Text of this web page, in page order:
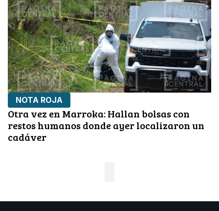
NOTA ROJA
Otra vez en Marroka: Hallan bolsas con
restos humanos donde ayer localizaron un
cadáver